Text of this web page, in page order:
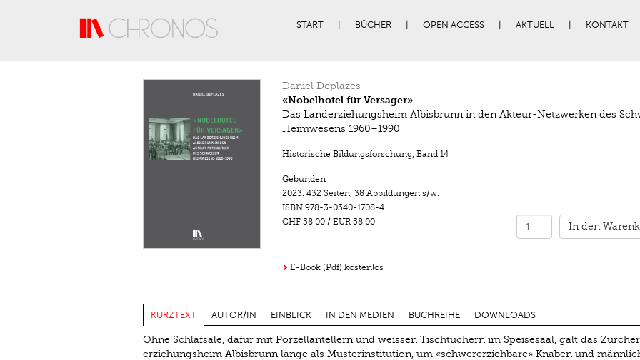
START BÜCHER OPEN ACCESS AKTUELL KONTAKT
Daniel Deplazes
«Nobelhotel für Versager»
Das Landerziehungsheim Albisbrunn in den Akteur-Netzwerken des
Heimwesens 1960–1990
Historische Bildungsforschung, Band 14
Gebunden
2023. 432 Seiten, 38 Abbildungen s/w.
ISBN 978-3-0340-1708-4
CHF 58.00/ EUR 58.00 In den
E-Book (Pdf) kostenlos
KURZTEXT AUTOR/IN EINBLICK IN DEN MEDIEN BUCHREIHE DOWNLOADS
Ohne Schlafsäle, dafür mit Porzellantellern und weissen Tisch­tüchern im Speisesaal, galt das
erziehungsheim Albisbrunn lange als Musterinstitution, um «schwererziehbare» Knaben und